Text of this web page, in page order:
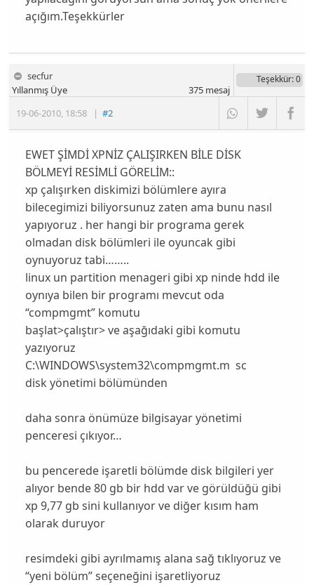
açığım.Teşekkürler
secfur
19-06-2010, 18:58 |#2
Yıllanmış Üye
Teşekkür: 0
375mesaj
EWET ŞİMDİ XPNİZ ÇALIŞIRKEN BİLE DİSK
BÖLMEYİ RESİMLİ GÖRELİM::
xp çalışırken diskimizi bölümlere ayıra
bilecegimizi biliyorsunuz zaten ama bunu nasıl
yapıyoruz . her hangi bir programa gerek
olmadan disk bölümleri ile oyuncak gibi
oynuyoruz tabi……..
linux un partition menageri gibi xp ninde hdd ile
oynıya bilen bir programı mevcut oda
“compmgmt” komutu
başlat>çalıştır> ve aşağıdaki gibi komutu
yazıyoruz
C:\WINDOWS\system32\compmgmt.m sc
disk yönetimi bölümünden
daha sonra önümüze bilgisayar yönetimi
penceresi çıkıyor…
bu pencerede işaretli bölümde disk bilgileri yer
alıyor bende 80 gb bir hdd var ve görüldüğü gibi
xp 9,77 gb sini kullanıyor ve diğer kısım ham
olarak duruyor
resimdeki gibi ayrılmamış alana sağ tıklıyoruz ve
“yeni bölüm” seçeneğini işaretliyoruz